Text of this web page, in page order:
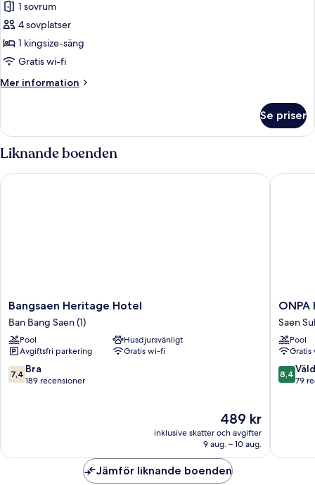
Svit
(Bangsaen)
1 sovrum
4 sovplatser
1 kingsize-säng
Gratis wi-fi
Mer information
Mer
(Bangsaen)
Se priser
Liknande boenden
Bangsaen
Heritage
Hotel
Ban
Bang
Saen
(1)
Bangsaen Heritage Hotel
Ban Bang Saen (1)
Pool
Husdjursvänligt
Avgiftsfri parkering
Gratis wi-fi
7.4
av
7,4 Bra
189 recensioner
Priset
är
489 kr
489 kr
inklusive skatter och avgifter
9 aug. – 10 aug.
Bangsaen Heritage Hotel
ONPA
Hotel
&
Saen
Suk
ONPA
Saen
Pool
8.4
av
8,4
79
ONPA
Jämför liknande boenden